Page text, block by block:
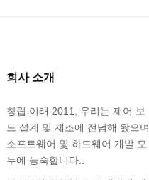
회사 소개
창립 이래 2011, 우리는 제어 보
드 설계 및 제조에 전념해 왔으며
소프트웨어 및 하드웨어 개발 모
두에 능숙합니다..